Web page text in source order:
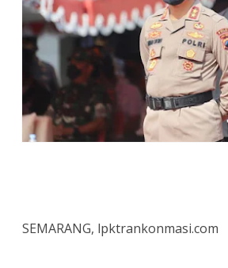
SEMARANG, lpktrankonmasi.com